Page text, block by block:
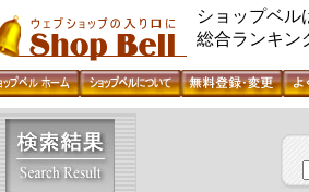
ショップベル
総合ランキン